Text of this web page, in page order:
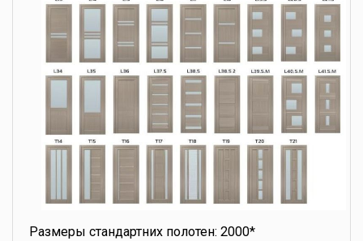
Размеры стандартних полотен: 2000*